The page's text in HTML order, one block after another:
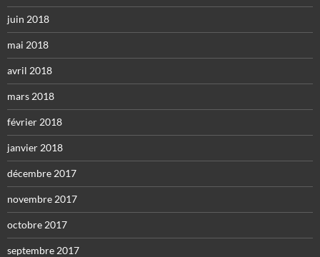
juin 2018
mai 2018
avril 2018
mars 2018
février 2018
janvier 2018
décembre 2017
novembre 2017
octobre 2017
septembre 2017